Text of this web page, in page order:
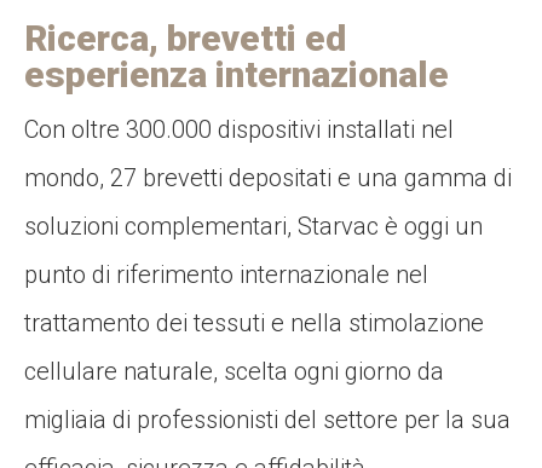
Ricerca, brevetti ed
esperienza internazionale
Con oltre 300.000 dispositivi installati nel
mondo, 27 brevetti depositati e una gamma di
soluzioni complementari, Starvac è oggi un
punto di riferimento internazionale nel
trattamento dei tessuti e nella stimolazione
cellulare naturale, scelta ogni giorno da
migliaia di professionisti del settore per la sua